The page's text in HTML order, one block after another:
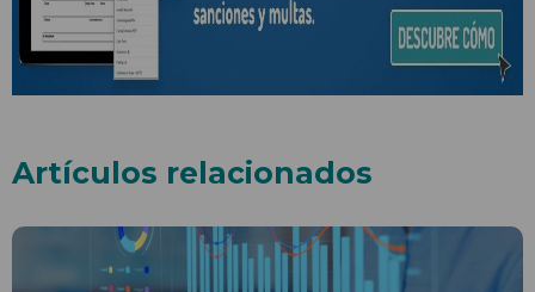
Artículos relacionados